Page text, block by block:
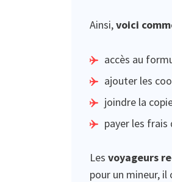
Ainsi,voici
accès au
ajouter les
joindre la
payer les
Les voyageurs
pour un mineur,